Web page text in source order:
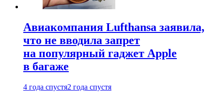
Авиакомпания Lufthansa заявила,
что не вводила запрет
на популярный гаджет Apple
в багаже
4 года спустя2 года спустя